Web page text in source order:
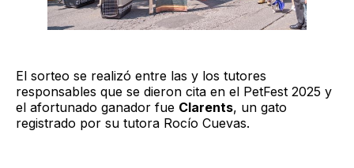
El sorteo se realizó entre las y los tutores
responsables que se dieron cita en el PetFest 2025 y
el afortunado ganador fue Clarents, un gato
registrado por su tutora Rocío Cuevas.